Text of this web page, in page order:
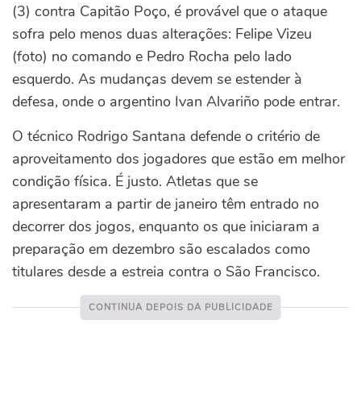
(3) contra Capitão Poço, é provável que o ataque
sofra pelo menos duas alterações: Felipe Vizeu
(foto) no comando e Pedro Rocha pelo lado
esquerdo. As mudanças devem se estender à
defesa, onde o argentino Ivan Alvariño pode entrar.
O técnico Rodrigo Santana defende o critério de
aproveitamento dos jogadores que estão em melhor
condição física. É justo. Atletas que se
apresentaram a partir de janeiro têm entrado no
decorrer dos jogos, enquanto os que iniciaram a
preparação em dezembro são escalados como
titulares desde a estreia contra o São Francisco.